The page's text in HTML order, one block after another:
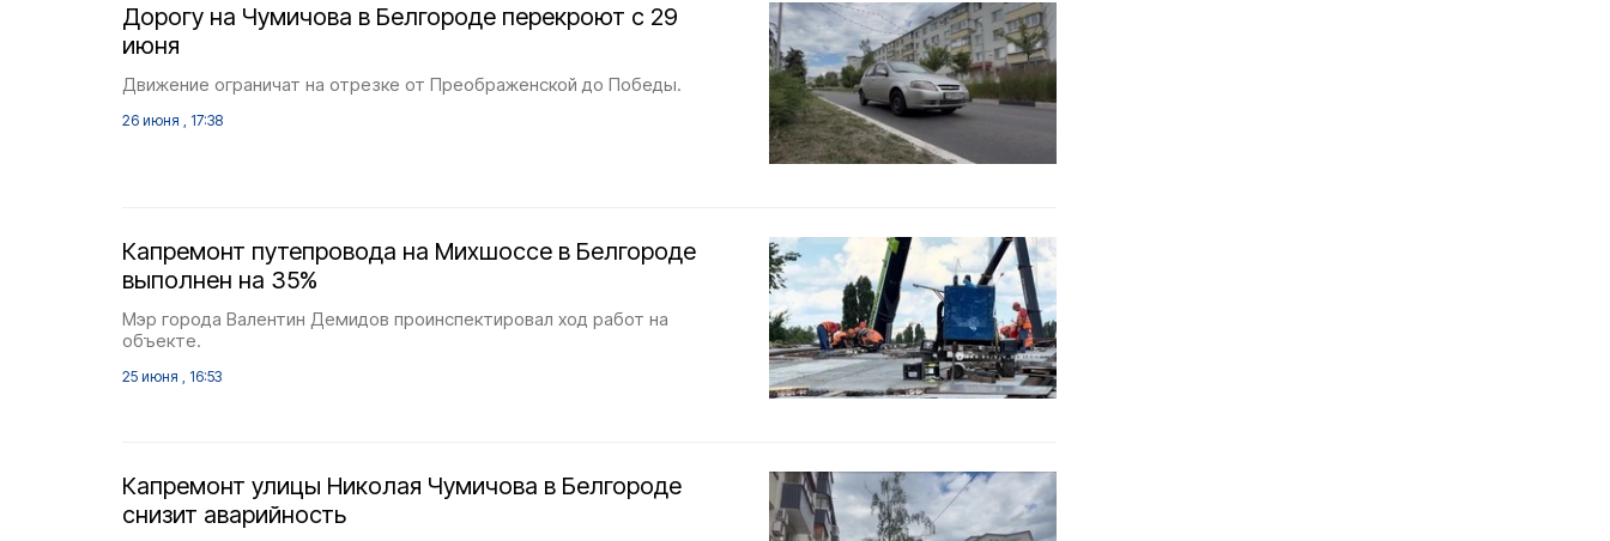
Дорогу на Чумичова в Белгороде перекроют с 29
июня
Движение ограничат на отрезке от Преображенской до Победы.
26 июня , 17:38
Капремонт путепровода на Михшоссе в Белгороде
выполнен на 35%
Мэр города Валентин Демидов проинспектировал ход работ на
объекте.
25 июня , 16:53
Капремонт улицы Николая Чумичова в Белгороде
снизит аварийность